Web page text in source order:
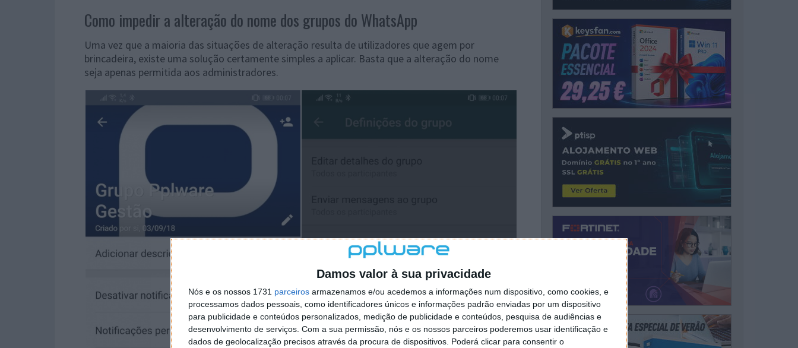
Damos valor à sua privacidade
Nós e os nossos 1731 parceiros armazenamos e/ou acedemos a informações num dispositivo, como cookies, e
processamos dados pessoais, como identificadores únicos e informações padrão enviadas por um dispositivo
para publicidade e conteúdos personalizados, medição de publicidade e conteúdos, pesquisa de audiências e
desenvolvimento de serviços. Com a sua permissão, nós e os nossos parceiros poderemos usar identificação e
dados de geolocalização precisos através da procura de dispositivos. Poderá clicar para consentir o
Como impedir a alteração do nome dos grupos do WhatsApp
Uma vez que a maioria das situações de alteração resulta de utilizadores que agem por
brincadeira, existe uma solução certamente simples a aplicar. Basta que a alteração do nome
seja apenas permitida aos administradores.